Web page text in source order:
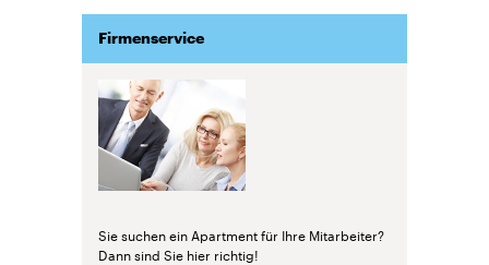
Firmenservice
Sie suchen ein Apartment für Ihre Mitarbeiter?
Dann sind Sie hier richtig!